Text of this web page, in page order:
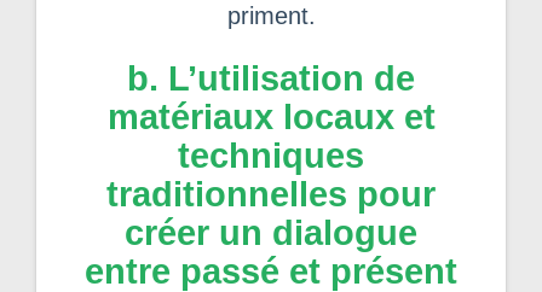
priment.
b. L’utilisation de
matériaux locaux et
techniques
traditionnelles pour
créer un dialogue
entre passé et présent